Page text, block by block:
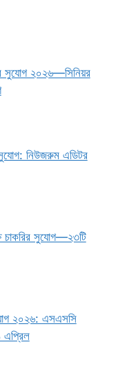
সুযোগ ২০২৬—সিনিয়র
সুযোগ: নিউজরুম এডিটর
চাকরির সুযোগ—২৩টি
২০২৬: এসএসসি